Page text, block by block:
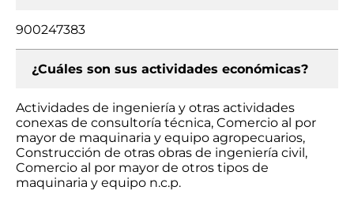
900247383
¿Cuáles son sus actividades económicas?
Actividades de ingeniería y otras actividades
conexas de consultoría técnica, Comercio al por
mayor de maquinaria y equipo agropecuarios,
Construcción de otras obras de ingeniería civil,
Comercio al por mayor de otros tipos de
maquinaria y equipo n.c.p.